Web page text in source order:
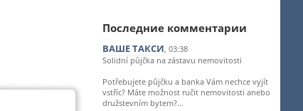
Последние комментарии
ВАШЕ ТАКСИ, 03:38
Solidní půjčka na zástavu nemovitosti
Potřebujete půjčku a banka Vám nechce vyjít
vstříc? Máte možnost ručit nemovitosti anebo
družstevním bytem?...